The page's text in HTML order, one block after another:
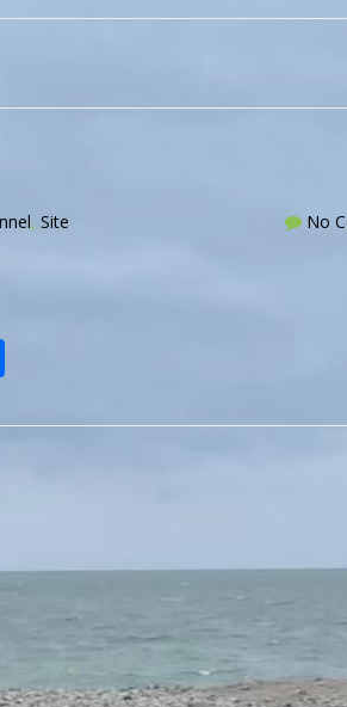
, Site No